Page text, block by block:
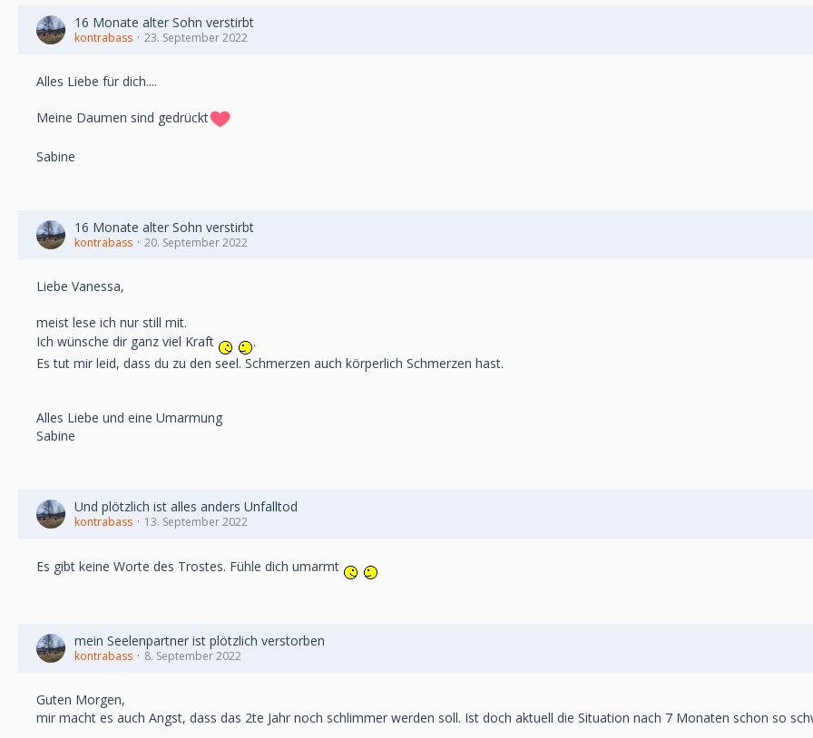
16 Monate alter Sohn verstirbt
kontrabass 23. September 2022
Alles Liebe für dich....
Meine Daumen sind gedrückt
Sabine
16 Monate alter Sohn verstirbt
kontrabass 20. September 2022
Liebe Vanessa,
meist lese ich nur still mit.
Ich wünsche dir ganz viel Kraft
.
Es tut mir leid, dass du zu den seel. Schmerzen auch körperlich Schmerzen hast.
Alles Liebe und eine Umarmung
Sabine
Und plötzlich ist alles anders Unfalltod
kontrabass 13. September 2022
Es gibt keine Worte des Trostes. Fühle dich umarmt
mein Seelenpartner ist plötzlich verstorben
kontrabass 8. September 2022
Guten Morgen,
mir macht es auch Angst, dass das 2te Jahr noch schlimmer werden soll. Ist doch aktuell die Situation nach 7 Monaten schon so